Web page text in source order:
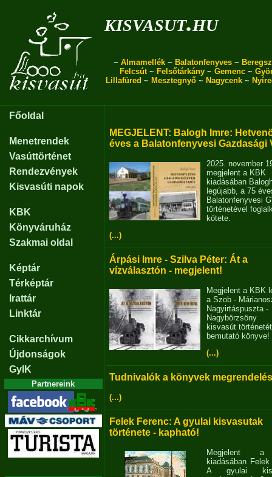
kisvasut.hu
~ Almamellék ~ Balatonfenyves ~
Felcsút~ Felsőtárkány ~ Gemenc ~
Lillafüred ~ Mesztegnyő ~ Nagycenk ~
Főoldal
Menetrendek
Vasúttörténet
Rendezvények
Kisvasúti napok
KBK
Könyváruház
Szakmai oldal
Képtár
Térképtár
Irattár
Linktár
Cikkarchívum
Újdonságok
GyIK
Partnereink
MEGJELENT: Balogh Imre:
éves a Balatonfenyvesi Gazdasági
2025. november
megjelent a KBK
kiadásában
legújabb, a 75
Balatonfenyvesi
történetével
kötete.
(...)
Árpási Imre - Szilva Péter: Át a
vízválasztón - megjelent!
Megjelent a KBK
a Szob -
Nagyirtáspuszta -
Nagybörzsöny
kisvasút történetét
bemutató könyve!
(...)
Tudnivalók a könyvek
(...)
Felek Ferenc: A gyulai kisvasutak
története - kapható!
Megjelent
kiadásában
A gyulai